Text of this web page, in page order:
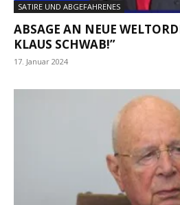
SATIRE UND ABGEFAHRENES
ABSAGE AN NEUE
KLAUS SCHWAB!”
17. Januar 2024